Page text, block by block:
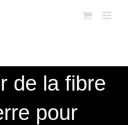
de la fibre
pour